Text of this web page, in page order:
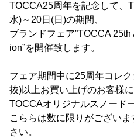
TOCCA25周年を記念して、
水)～20日(日)の期間、
ブランドフェア”TOCCA
ion”を開催致します。
フェア期間中に25周年コレ
抜)以上お買い上げのお客様に
TOCCAオリジナルスノード
こららは数に限りがござい
さい。